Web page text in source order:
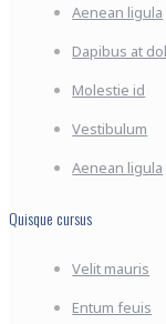
Aenean ligula
Dapibus at
Molestie id
Vestibulum
Aenean ligula
Quisque cursus
Velit mauris
Entum feuis